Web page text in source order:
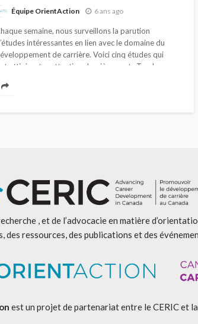
Équipe OrientAction 6 ans ago
semaine, nous surveillons la parution
intéressantes en lien avec le domaine du
de carrière. Voici cinq études qui
ont attiré notre attention dernièrement. Tendances
, et de l’advocacie en matière
des ressources, des publications et des
est un projet de partenariat entre le CERIC et la